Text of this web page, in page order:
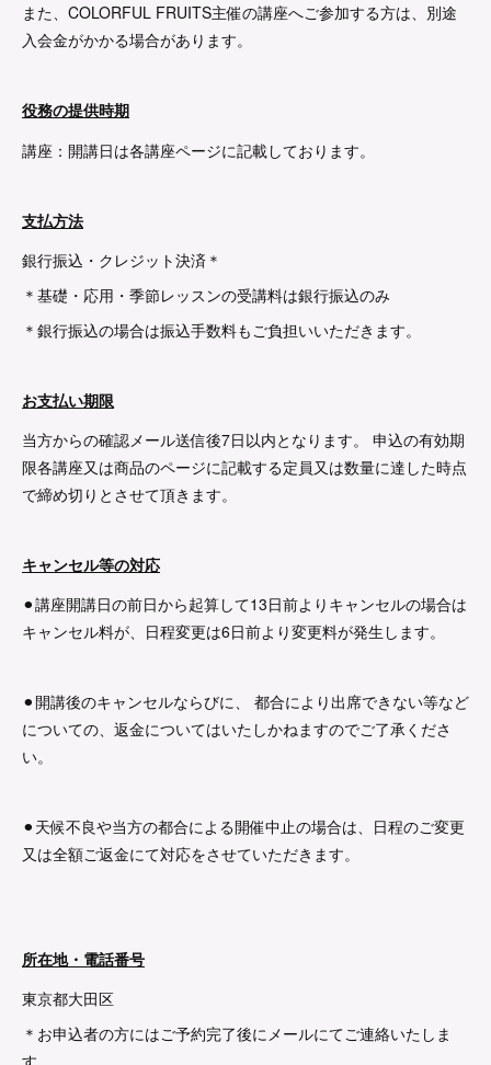
また、COLORFUL FRUITS主催の講座へご参加する方は、別途
入会金がかかる場合があります。
役務の提供時期
講座：開講日は各講座ページに記載しております。
支払方法
銀行振込・クレジット決済＊
＊基礎・応用・季節レッスンの受講料は銀行振込のみ
＊銀行振込の場合は振込手数料もご負担いいただきます。
お支払い期限
当方からの確認メール送信後7日以内となります。 申込の有効期
限各講座又は商品のページに記載する定員又は数量に達した時点
で締め切りとさせて頂きます。
キャンセル等の対応
⚫︎講座開講日の前日から起算して13日前よりキャンセルの場合は
キャンセル料が、日程変更は6日前より変更料が発生します。
⚫︎開講後のキャンセルならびに、 都合により出席できない等など
についての、返金についてはいたしかねますのでご了承くださ
い。
⚫︎天候不良や当方の都合による開催中止の場合は、日程のご変更
又は全額ご返金にて対応をさせていただきます。
所在地・電話番号
東京都大田区
＊お申込者の方にはご予約完了後にメールにてご連絡いたしま